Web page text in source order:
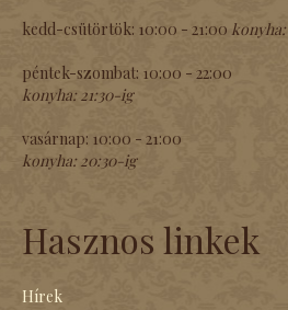
kedd-csütörtök: 10:00 - 21:00 konyha:
péntek-szombat: 10:00 - 22:00
konyha: 21:30-ig
vasárnap: 10:00 - 21:00
konyha: 20:30-ig
Hasznos linkek
Hírek